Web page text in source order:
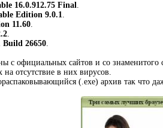
16.0.912.75 Final.
Edition 9.0.1.
11.60.
.
26650.
с официальных сайтов и со
отсутствие в них вирусов.
(.ехе) архив так что